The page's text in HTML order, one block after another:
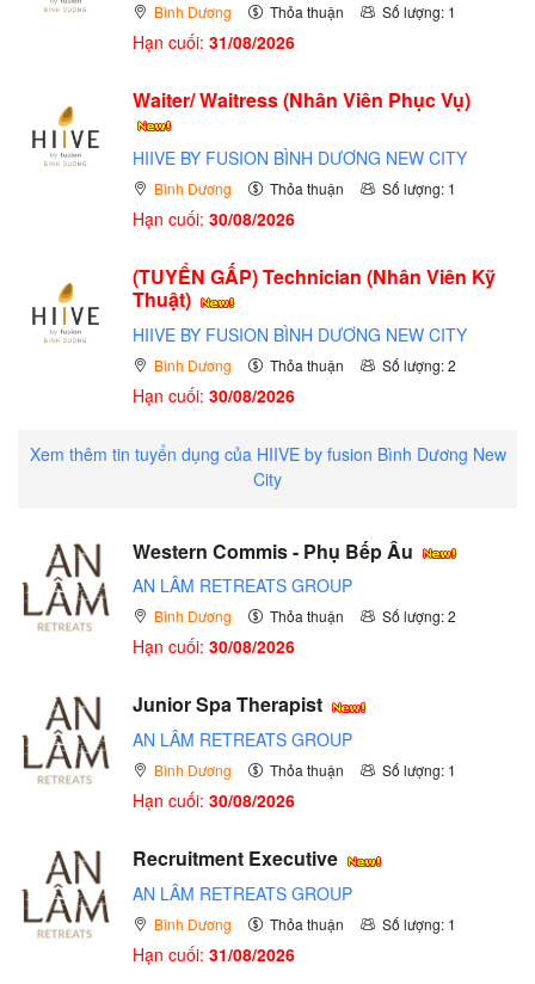
Bình Dương Thỏa thuận Số lượng: 1
Hạn cuối: 31/08/2026
Waiter/ Waitress (Nhân Viên Phục Vụ)
HIIVE BY FUSION BÌNH DƯƠNG NEW CITY
Bình Dương Thỏa thuận Số lượng: 1
Hạn cuối: 30/08/2026
(TUYỂN GẤP)Technician (Nhân Viên Kỹ
Thuật)
HIIVE BY FUSION BÌNH DƯƠNG NEW CITY
Bình Dương Thỏa thuận Số lượng: 2
Hạn cuối: 30/08/2026
Xem thêm tin tuyển dụng của HIIVE by fusion Bình Dương New
City
Western Commis - Phụ Bếp Âu
AN LÂM RETREATS GROUP
Bình Dương Thỏa thuận Số lượng: 2
Hạn cuối: 30/08/2026
Junior Spa Therapist
AN LÂM RETREATS GROUP
Bình Dương Thỏa thuận Số lượng: 1
Hạn cuối: 30/08/2026
Recruitment Executive
AN LÂM RETREATS GROUP
Bình Dương Thỏa thuận Số lượng: 1
Hạn cuối: 31/08/2026